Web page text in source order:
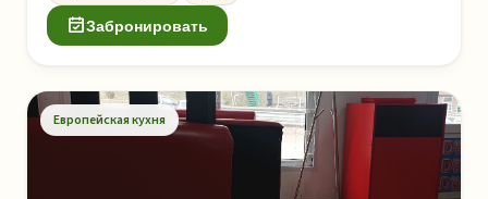
Забронировать
Европейская кухня